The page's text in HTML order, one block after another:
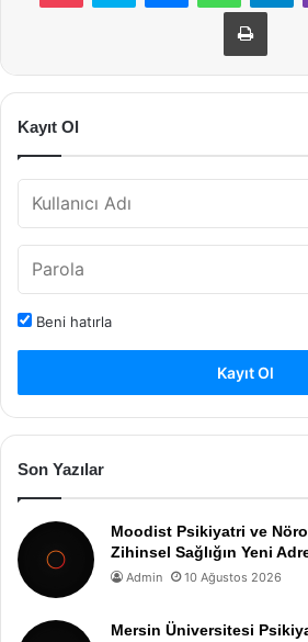
Yazdır
Kayıt Ol
Beni hatırla
Kayıt Ol
Son Yazılar
Moodist Psikiyatri ve
Zihinsel Sağlığın Yeni
Admin 10 Ağustos 2026
Mersin Üniversitesi